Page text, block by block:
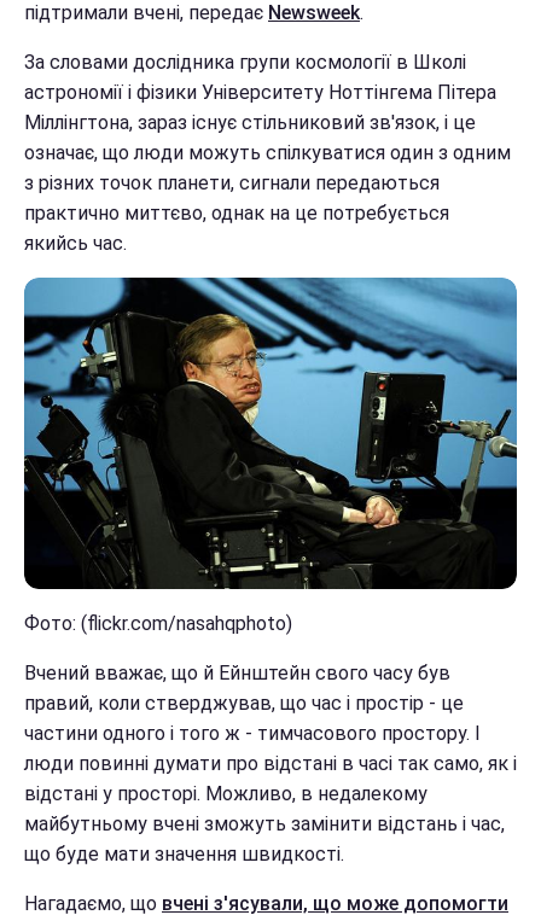
підтримали вчені, передає Newsweek.
За словами дослідника групи космології в Школі
астрономії і фізики Університету Ноттінгема Пітера
Міллінгтона, зараз існує стільниковий зв'язок, і це
означає, що люди можуть спілкуватися один з одним
з різних точок планети, сигнали передаються
практично миттєво, однак на це потребується
якийсь час.
Фото: (flickr.com/nasahqphoto)
Вчений вважає, що й Ейнштейн свого часу був
правий, коли стверджував, що час і простір - це
частини одного і того ж - тимчасового простору. І
люди повинні думати про відстані в часі так само, як і
відстані у просторі. Можливо, в недалекому
майбутньому вчені зможуть замінити відстань і час,
що буде мати значення швидкості.
Нагадаємо, що вчені з'ясували, що може допомогти